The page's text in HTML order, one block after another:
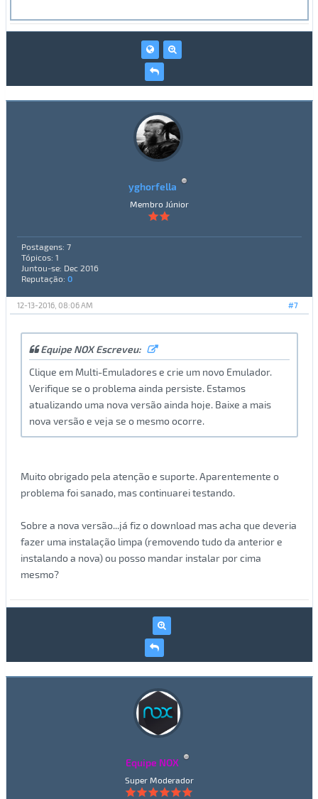
yghorfella
Membro Júnior
Postagens: 7
Tópicos: 1
Juntou-se: Dec 2016
Reputação: 0
#7
12-13-2016, 08:06 AM
Equipe NOX Escreveu:
Clique em Multi-Emuladores e crie um novo Emulador.
Verifique se o problema ainda persiste. Estamos
atualizando uma nova versão ainda hoje. Baixe a mais
nova versão e veja se o mesmo ocorre.
Muito obrigado pela atenção e suporte. Aparentemente o
problema foi sanado, mas continuarei testando.
Sobre a nova versão...já fiz o download mas acha que deveria
fazer uma instalação limpa (removendo tudo da anterior e
instalando a nova) ou posso mandar instalar por cima
mesmo?
Equipe NOX
Super Moderador